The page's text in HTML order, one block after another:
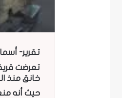
تقرير-
تعرضت
خانق منذ الـ 15 ابريل2016 م ، زادت حدته في الأسابيع القليلة الماضية ليصل إلى
حيث أنه